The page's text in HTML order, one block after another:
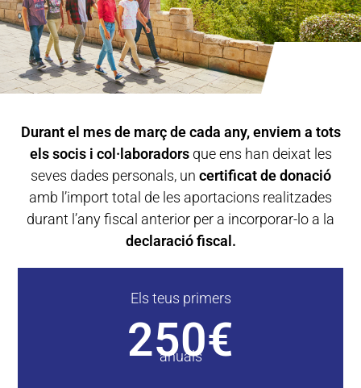
Durant el mes de març de cada any, enviem a tots
els socis i col·laboradorsque ens han deixat les
seves dades personals, un certificat de donació
amb l’import total de les aportacions realitzades
durant l’any fiscal anterior per a incorporar-lo a la
declaració fiscal.
Els teus primers
250€
anuals